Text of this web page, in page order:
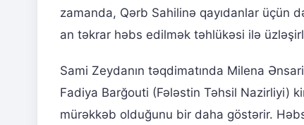
zamanda, Qərb Sahilinə qayıdanlar üçün
an təkrar həbs edilmək təhlükəsi ilə
Sami Zeydanın təqdimatında Milena
Fadiya Barğouti (Fələstin Təhsil Nazirliyi)
mürəkkəb olduğunu bir daha göstərir.